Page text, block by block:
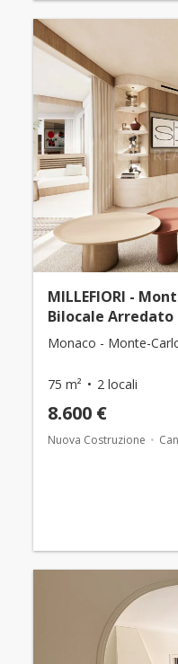
MILLEFIORI -
Bilocale Arredato
Monaco - Monte-
75 m² 2 locali
8.600 €
Nuova Costruzione